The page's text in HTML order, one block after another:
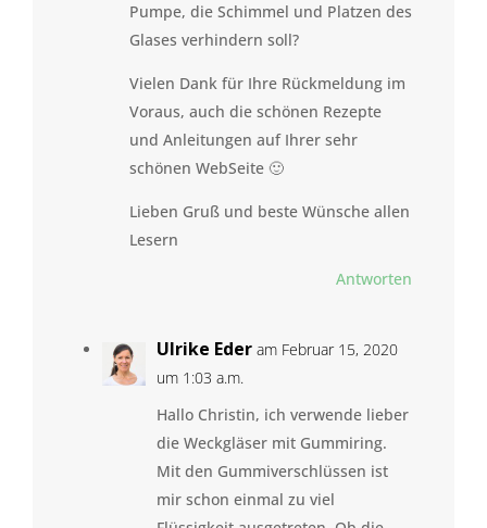
Pumpe, die Schimmel und Platzen des
Glases verhindern soll?
Vielen Dank für Ihre Rückmeldung im
Voraus, auch die schönen Rezepte
und Anleitungen auf Ihrer sehr
schönen WebSeite 🙂
Lieben Gruß und beste Wünsche allen
Lesern
Antworten
Ulrike Eder am Februar 15, 2020
um 1:03 a.m.
Hallo Christin, ich verwende lieber
die Weckgläser mit Gummiring.
Mit den Gummiverschlüssen ist
mir schon einmal zu viel